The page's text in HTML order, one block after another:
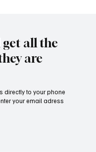
get all the
are
directly to your phone
your email adress